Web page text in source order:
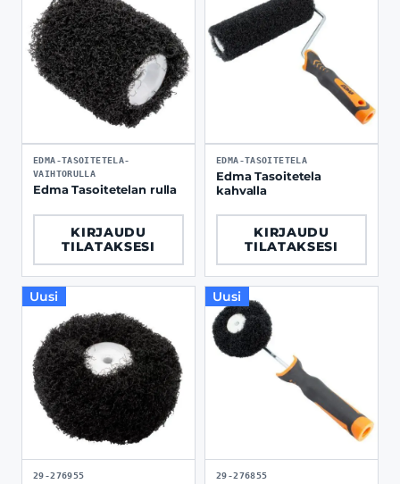
EDMA-TASOITETELA-
VAIHTORULLA
Edma Tasoitetelan rulla
KIRJAUDU
TILATAKSESI
EDMA-TASOITETELA
Edma Tasoitetela
kahvalla
KIRJAUDU
TILATAKSESI
Uusi
29-276955
Uusi
29-276855